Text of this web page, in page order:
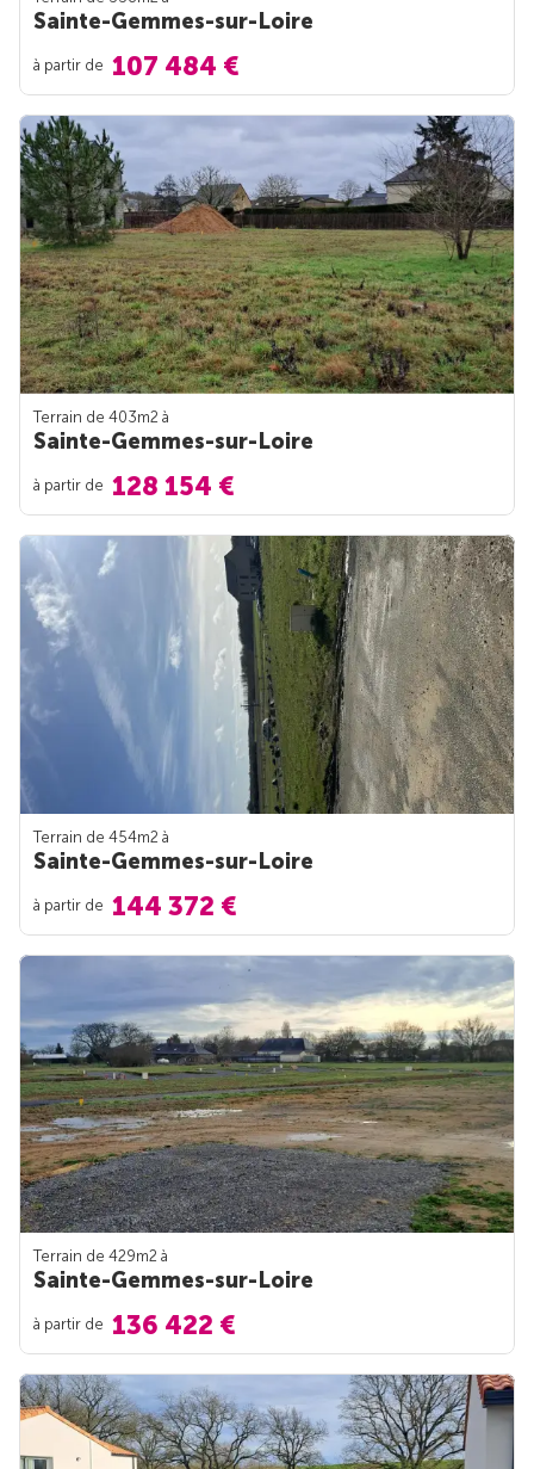
Sainte-Gemmes-sur-Loire
à partir de 107 484 €
Terrain de 403m2 à
Sainte-Gemmes-sur-Loire
à partir de 128 154 €
Terrain de 454m2 à
Sainte-Gemmes-sur-Loire
à partir de 144 372 €
Terrain de 429m2 à
Sainte-Gemmes-sur-Loire
à partir de 136 422 €